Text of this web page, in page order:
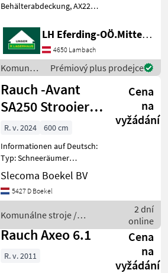
Behälterabdeckung, AX220
stroje Snehové drapáky a
snehové frézy
LH Eferding-OÖ.Mitte, Lambach
4650 Lambach
Komunálne
stroje /
Rauch
Prémiový plus prodejce
Rauch -Avant
SA250 Strooier
Zout/zand
Cena
na
vyžádání
R. v. 2024
600 cm
Informationen auf Deutsch:
Typ: Schneeräumer
Kraftstofftank: 250 Liter
Rauch / Avant SA250
Sandstreuer Baujahr 2024
Fassungsver
Slecoma Boekel BV
5427 D Boekel
Komunálne stroje /
Rauch
2 dní
online
Rauch Axeo 6.1
Cena
na
vyžádání
R. v. 2011